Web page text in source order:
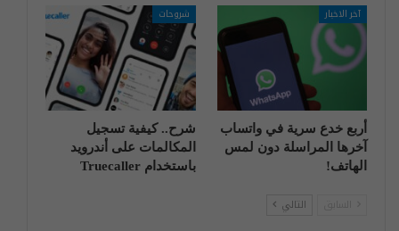
آخر الاخبار
أربع خدع سرية في واتساب
آخرها المراسلة دون لمس
الهاتف!
شروحات
شرح.. كيفية تسجيل
المكالمات على أندرويد
باستخدام Truecaller
التالي